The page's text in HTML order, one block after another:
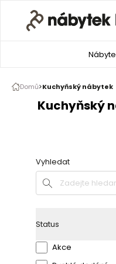
Domů Kuchyňský nábytek
Kuchyňský
Vyhledat
Vyhledat
Status
Akce